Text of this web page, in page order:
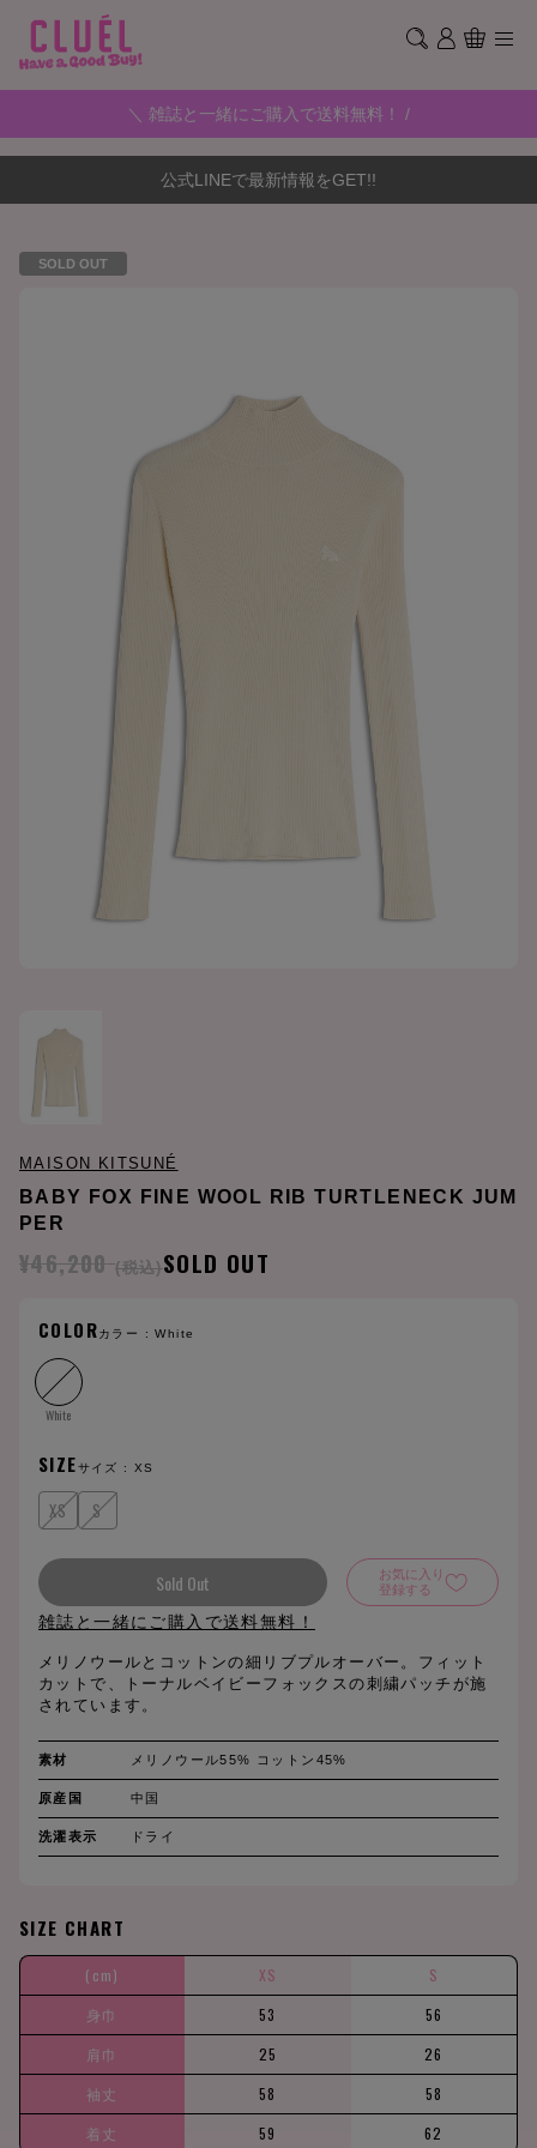
＼ 雑誌と一緒にご購入で送料無料！ /
公式LINEで最新情報をGET!!
SOLD OUT
MAISON KITSUNÉ
BABY FOX FINE WOOL RIB TURTLENECK JUM
PER
¥46,200 (税込)SOLD OUT
COLORカラー :White
White
SIZEサイズ :XS
XS S
Sold Out
お気に入り
登録する
雑誌と一緒にご購入で送料無料！
メリノウールとコットンの細リブプルオーバー。フィット
カットで、トーナルベイビーフォックスの刺繍パッチが施
されています。
素材 メリノウール55% コットン45%
原産国 中国
洗濯表示 ドライ
SIZE CHART
(cm) XS
S
身巾
53
56
肩巾
25
26
袖丈
58
58
着丈
59 62